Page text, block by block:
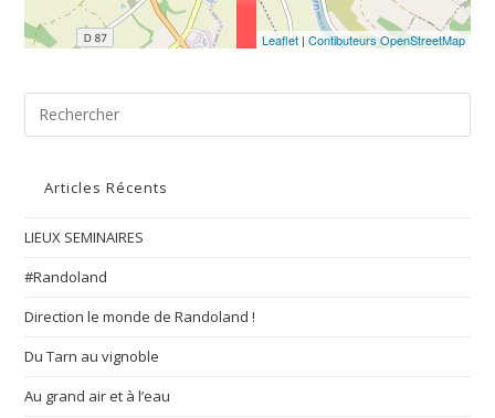
Leaflet| Contibuteurs OpenStreetMap
Articles Récents
LIEUX SEMINAIRES
#Randoland
Direction le monde de Randoland !
Du Tarn au vignoble
Au grand air et à l’eau